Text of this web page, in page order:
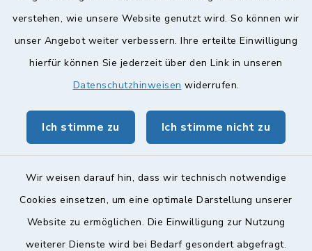
verstehen, wie unsere Website genutzt wird. So können wir
unser Angebot weiter verbessern. Ihre erteilte Einwilligung
hierfür können Sie jederzeit über den Link in unseren
Datenschutzhinweisen widerrufen.
Ich stimme zu Ich stimme nicht zu
Wir weisen darauf hin, dass wir technisch notwendige
Cookies einsetzen, um eine optimale Darstellung unserer
Website zu ermöglichen. Die Einwilligung zur Nutzung
weiterer Dienste wird bei Bedarf gesondert abgefragt.
Quicklinks
Landkreis Lichtenfels
geoPortal Lichtenfels